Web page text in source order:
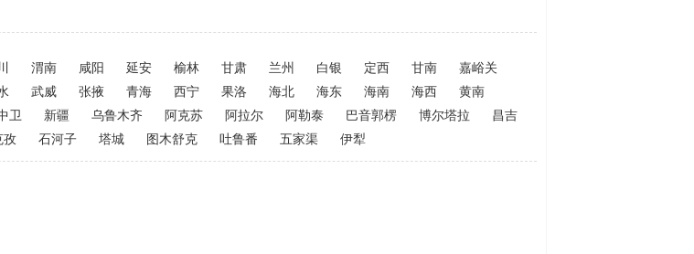
渭南 咸阳 延安 榆林 甘肃 兰州 白银 定西 甘南
嘉峪关
武威 张掖 青海 西宁 果洛 海北 海东 海南 海西
黄南
卫 新疆 乌鲁木齐 阿克苏 阿拉尔 阿勒泰 巴音郭楞 博尔塔拉
昌吉
孜 石河子 塔城 图木舒克 吐鲁番 五家渠 伊犁